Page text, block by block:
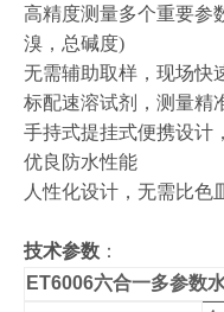
高精度测量多个重要参
溴，总碱度)
无需辅助取样，现场快
标配速溶试剂，测量精
手持式提挂式便携设计
优良防水性能
人性化设计，无需比色
技术参数 ：
ET6006六合一多参数